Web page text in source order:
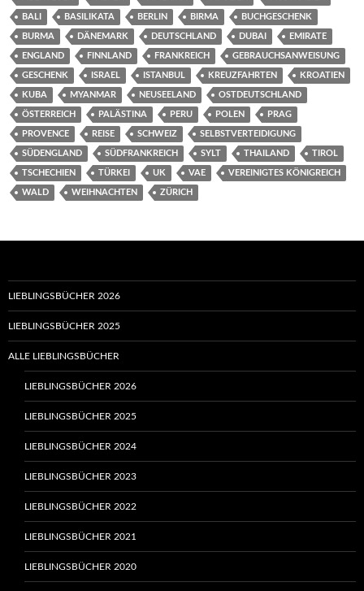
BALI BASILIKATA BERLIN BIRMA BUCHGESCHENK
BURMA DÄNEMARK DEUTSCHLAND DUBAI EMIRATE
ENGLAND FINNLAND FRANKREICH GEBRAUCHSANWEISUNG
GESCHENK ISRAEL ISTANBUL KREUZFAHRTEN KROATIEN
KUBA MYANMAR NEUSEELAND OSTDEUTSCHLAND
ÖSTERREICH PALÄSTINA PERU POLEN PRAG
PROVENCE REISE SCHWEIZ SELBSTVERTEIDIGUNG
SÜDENGLAND SÜDFRANKREICH SYLT THAILAND TIROL
TSCHECHIEN TÜRKEI UK VAE VEREINIGTES KÖNIGREICH
WALD WEIHNACHTEN ZÜRICH
LIEBLINGSBÜCHER 2026
LIEBLINGSBÜCHER 2025
ALLE LIEBLINGSBÜCHER
LIEBLINGSBÜCHER 2026
LIEBLINGSBÜCHER 2025
LIEBLINGSBÜCHER 2024
LIEBLINGSBÜCHER 2023
LIEBLINGSBÜCHER 2022
LIEBLINGSBÜCHER 2021
LIEBLINGSBÜCHER 2020